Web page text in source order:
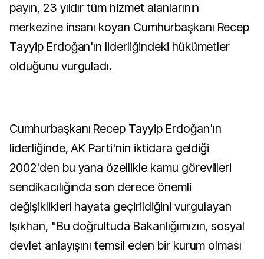
payın, 23 yıldır tüm hizmet alanlarının
merkezine insanı koyan Cumhurbaşkanı Recep
Tayyip Erdoğan'ın liderliğindeki hükümetler
olduğunu vurguladı.
Cumhurbaşkanı Recep Tayyip Erdoğan'ın
liderliğinde, AK Parti'nin iktidara geldiği
2002'den bu yana özellikle kamu görevlileri
sendikacılığında son derece önemli
değişiklikleri hayata geçirildiğini vurgulayan
Işıkhan, "Bu doğrultuda Bakanlığımızın, sosyal
devlet anlayışını temsil eden bir kurum olması